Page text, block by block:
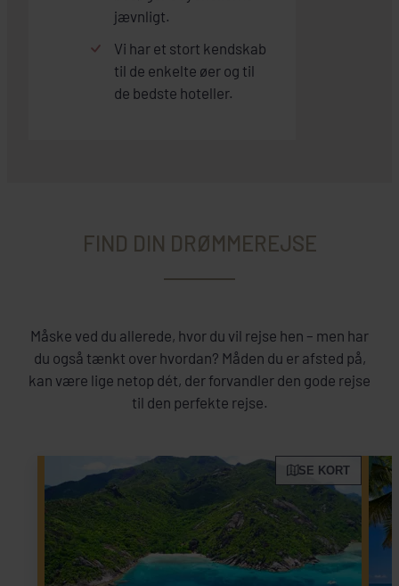
jævnligt.
Vi har et stort kendskab
til de enkelte øer og til
de bedste hoteller.
FIND DIN DRØMMEREJSE
Måske ved du allerede, hvor du vil rejse hen – men har
du også tænkt over hvordan? Måden du er afsted på,
kan være lige netop dét, der forvandler den gode rejse
til den perfekte rejse.
SE KORT